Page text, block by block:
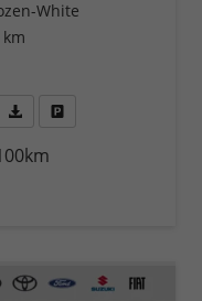
White
km
rufen Sie an
Fahrzeugexposé (PDF)